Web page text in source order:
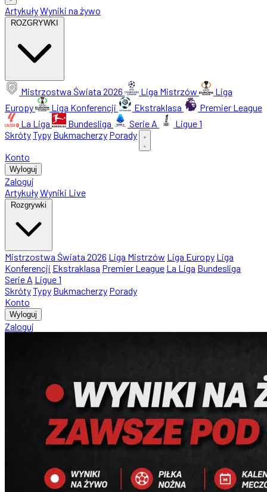
ArtykułyWyniki na żywo
ROZGRYWKI
Mistrzostwa Świata 2026 Liga Mistrzów
Liga
Europy
Liga Konferencji Ekstraklasa
Premier League
La Liga
Bundesliga Serie A
Ligue 1
SkrótyTypy Bukmacherzy Porady
Konto
Wyloguj
Zaloguj
ArtykułyWyniki Live
Rozgrywki
Mistrzostwa Świata 2026 Liga Mistrzów Liga Europy Liga
Konferencji Ekstraklasa Premier League La Liga Bundesliga
Serie A Ligue 1
SkrótyTypy Bukmacherzy Porady
Konto
Wyloguj
Zaloguj